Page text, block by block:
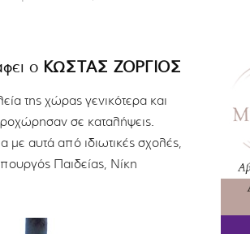
ο ΚΩΣΤΑΣ ΖΟΡΓΙΟΣ
της χώρας γενικότερα και
σε καταλήψεις.
αυτά από ιδιωτικές σχολές,
Παιδείας, Νίκη